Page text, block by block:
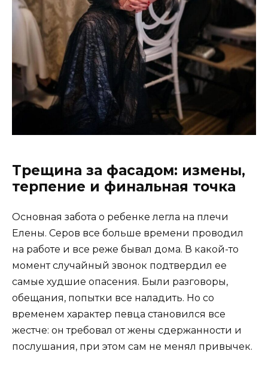
Трещина за фасадом: измены,
терпение и финальная точка
Основная забота о ребенке легла на плечи
Елены. Серов все больше времени проводил
на работе и все реже бывал дома. В какой-то
момент случайный звонок подтвердил ее
самые худшие опасения. Были разговоры,
обещания, попытки все наладить. Но со
временем характер певца становился все
жестче: он требовал от жены сдержанности и
послушания, при этом сам не менял привычек.